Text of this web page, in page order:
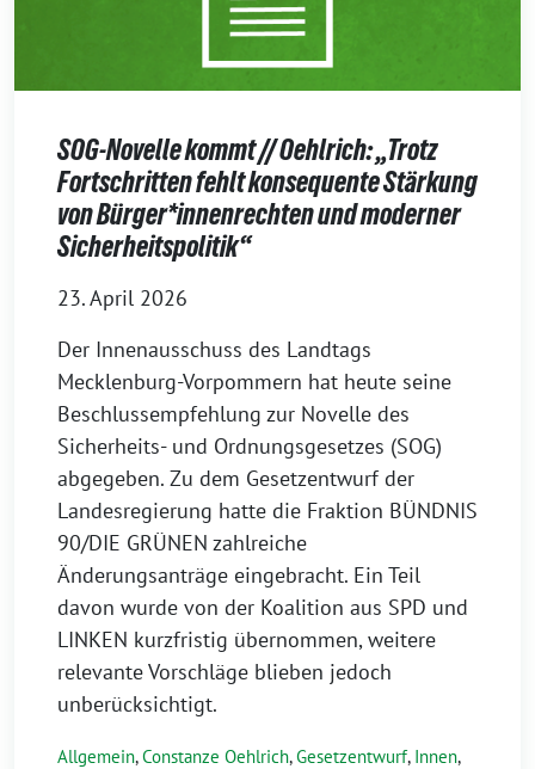
SOG-Novelle kommt // Oehlrich: „Trotz
Fortschritten fehlt konsequente Stärkung
von Bürger*innenrechten und moderner
Sicherheitspolitik“
23. April 2026
Der Innenausschuss des Landtags
Mecklenburg-Vorpommern hat heute seine
Beschlussempfehlung zur Novelle des
Sicherheits- und Ordnungsgesetzes (SOG)
abgegeben. Zu dem Gesetzentwurf der
Landesregierung hatte die Fraktion BÜNDNIS
90/DIE GRÜNEN zahlreiche
Änderungsanträge eingebracht. Ein Teil
davon wurde von der Koalition aus SPD und
LINKEN kurzfristig übernommen, weitere
relevante Vorschläge blieben jedoch
unberücksichtigt.
Allgemein,Constanze Oehlrich,Gesetzentwurf, Innen,